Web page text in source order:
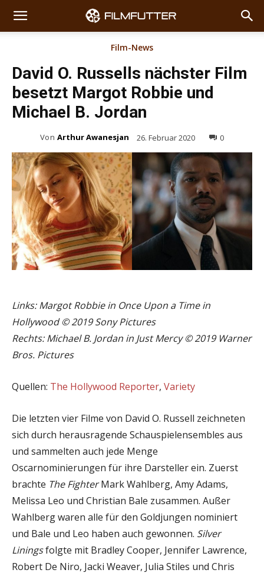
Film-News
David O. Russells nächster Film
besetzt Margot Robbie und
Michael B. Jordan
Von Arthur Awanesjan 26. Februar 2020 0
Links: Margot Robbie in Once Upon a Time in
Hollywood © 2019 Sony Pictures
Rechts: Michael B. Jordan in Just Mercy © 2019 Warner
Bros. Pictures
Quellen: The Hollywood Reporter, Variety
Die letzten vier Filme von David O. Russell zeichneten
sich durch herausragende Schauspielensembles aus
und sammelten auch jede Menge
Oscarnominierungen für ihre Darsteller ein. Zuerst
brachte The FighterMark Wahlberg, Amy Adams,
Melissa Leo und Christian Bale zusammen. Außer
Wahlberg waren alle für den Goldjungen nominiert
und Bale und Leo haben auch gewonnen. Silver
Liningsfolgte mit Bradley Cooper, Jennifer Lawrence,
Robert De Niro, Jacki Weaver, Julia Stiles und Chris